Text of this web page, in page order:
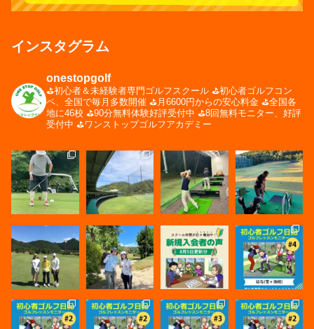
インスタグラム
onestopgolf
⛳️初心者＆未経験者専門ゴルフスクール ⛳️初心者ゴルフコン
ペ、全国で毎月多数開催 ⛳️月6600円からの安心料金 ⛳️全国各
地に46校 ⛳️90分無料体験好評受付中 ⛳️8回無料モニター、好評
受付中 ⛳️ワンストップゴルフアカデミー